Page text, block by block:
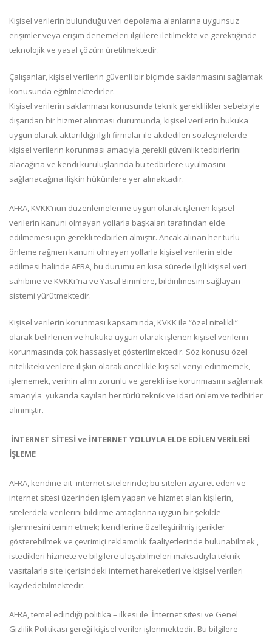
Kişisel verilerin bulunduğu veri depolama alanlarına uygunsuz
erişimler veya erişim denemeleri ilgililere iletilmekte ve gerektiğinde
teknolojik ve yasal çözüm üretilmektedir.
Çalışanlar, kişisel verilerin güvenli bir biçimde saklanmasını sağlamak
konusunda eğitilmektedirler.
Kişisel verilerin saklanması konusunda teknik gereklilikler sebebiyle
dışarıdan bir hizmet alınması durumunda, kişisel verilerin hukuka
uygun olarak aktarıldığı ilgili firmalar ile akdedilen sözleşmelerde
kişisel verilerin korunması amacıyla gerekli güvenlik tedbirlerini
alacağına ve kendi kuruluşlarında bu tedbirlere uyulmasını
sağlanacağına ilişkin hükümlere yer almaktadır.
AFRA, KVKK’nun düzenlemelerine uygun olarak işlenen kişisel
verilerin kanuni olmayan yollarla başkaları tarafından elde
edilmemesi için gerekli tedbirleri almıştır. Ancak alınan her türlü
önleme rağmen kanuni olmayan yollarla kişisel verilerin elde
edilmesi halinde AFRA, bu durumu en kısa sürede ilgili kişisel veri
sahibine ve KVKKr’na ve Yasal Birimlere, bildirilmesini sağlayan
sistemi yürütmektedir.
Kişisel verilerin korunması kapsamında, KVKK ile “özel nitelikli”
olarak belirlenen ve hukuka uygun olarak işlenen kişisel verilerin
korunmasında çok hassasiyet gösterilmektedir. Söz konusu özel
nitelikteki verilere ilişkin olarak öncelikle kişisel veriyi edinmemek,
işlememek, verinin alımı zorunlu ve gerekli ise korunmasını sağlamak
amacıyla yukarıda sayılan her türlü teknik ve idari önlem ve tedbirler
alınmıştır.
İNTERNET SİTESİ ve İNTERNET YOLUYLA ELDE EDİLEN VERİLERİ
İŞLEME
AFRA, kendine ait internet sitelerinde; bu siteleri ziyaret eden ve
internet sitesi üzerinden işlem yapan ve hizmet alan kişilerin,
sitelerdeki verilerini bildirme amaçlarına uygun bir şekilde
işlenmesini temin etmek; kendilerine özelleştirilmiş içerikler
gösterebilmek ve çevrimiçi reklamcılık faaliyetlerinde bulunabilmek ,
istedikleri hizmete ve bilgilere ulaşabilmeleri maksadıyla teknik
vasıtalarla site içerisindeki internet hareketleri ve kişisel verileri
kaydedebilmektedir.
AFRA, temel edindiği politika – ilkesi ile İnternet sitesi ve Genel
Gizlilik Politikası gereği kişisel veriler işlenmektedir. Bu bilgilere